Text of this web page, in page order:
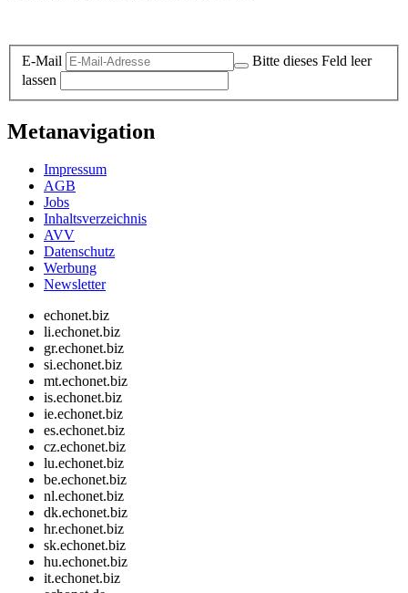
E-Mail
Bitte dieses Feld leer
lassen
Metanavigation
Impressum
AGB
Jobs
Inhaltsverzeichnis
AVV
Datenschutz
Werbung
Newsletter
echonet.biz
li.echonet.biz
gr.echonet.biz
si.echonet.biz
mt.echonet.biz
is.echonet.biz
ie.echonet.biz
es.echonet.biz
cz.echonet.biz
lu.echonet.biz
be.echonet.biz
nl.echonet.biz
dk.echonet.biz
hr.echonet.biz
sk.echonet.biz
hu.echonet.biz
it.echonet.biz